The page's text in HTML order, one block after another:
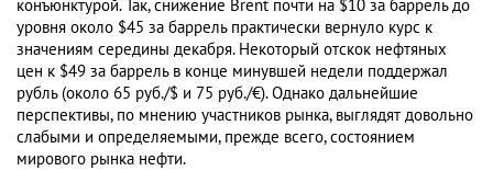
конъюнктурой. Так, снижение Brent почти на $10 за баррель до
уровня около $45 за баррель практически вернуло курс к
значениям середины декабря. Некоторый отскок нефтяных
цен к $49 за баррель в конце минувшей недели поддержал
рубль (около 65 руб./$ и 75 руб./€). Однако дальнейшие
перспективы, по мнению участников рынка, выглядят довольно
слабыми и определяемыми, прежде всего, состоянием
мирового рынка нефти.